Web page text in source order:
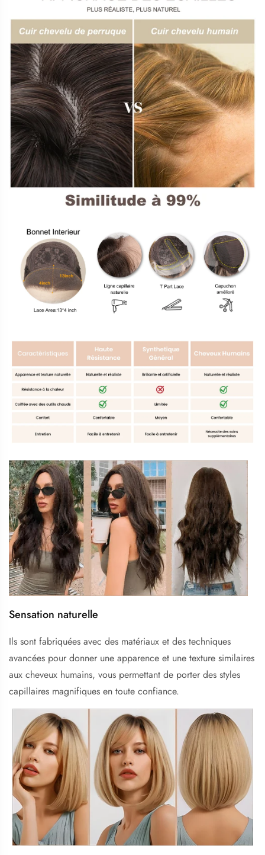
Sensation naturelle
Ils sont fabriquées avec des matériaux et des techniques
avancées pour donner une apparence et une texture similaires
aux cheveux humains, vous permettant de porter des styles
capillaires magnifiques en toute confiance.